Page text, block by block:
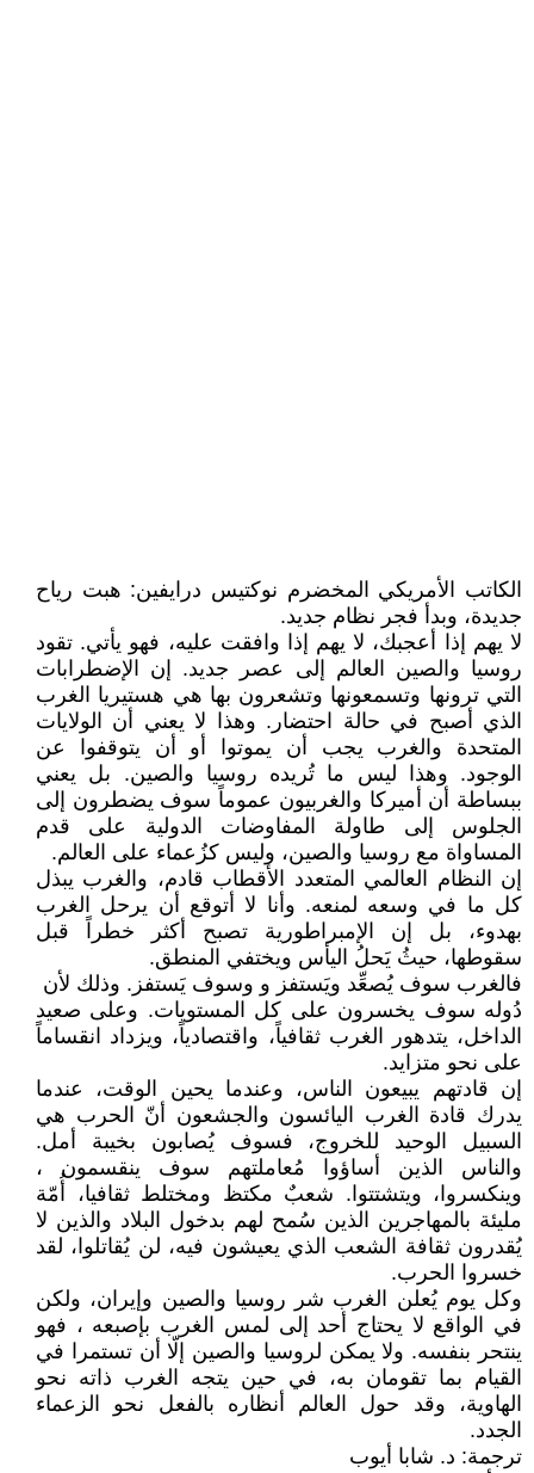
الكاتب الأمريكي المخضرم نوكتيس درايفين: هبت رياح
جديدة، وبدأ فجر نظام جديد.
لا يهم إذا أعجبك، لا يهم إذا وافقت عليه، فهو يأتي. تقود
روسيا والصين العالم إلى عصر جديد. إن الإضطرابات
التي ترونها وتسمعونها وتشعرون بها هي هستيريا الغرب
الذي أصبح في حالة احتضار. وهذا لا يعني أن الولايات
المتحدة والغرب يجب أن يموتوا أو أن يتوقفوا عن
الوجود. وهذا ليس ما تُريده روسيا والصين. بل يعني
ببساطة أن أميركا والغربيون عموماً سوف يضطرون إلى
الجلوس إلى طاولة المفاوضات الدولية على قدم
المساواة مع روسيا والصين، وليس كزُعماء على العالم.
إن النظام العالمي المتعدد الأقطاب قادم، والغرب يبذل
كل ما في وسعه لمنعه. وأنا لا أتوقع أن يرحل الغرب
بهدوء، بل إن الإمبراطورية تصبح أكثر خطراً قبل
سقوطها، حيثُ يَحلُ اليأس ويختفي المنطق.
فالغرب سوف يُصعِّد ويَستفز و وسوف يَستفز. وذلك لأن
دُوله سوف يخسرون على كل المستويات. وعلى صعيد
الداخل، يتدهور الغرب ثقافياً، واقتصادياً، ويزداد انقساماً
على نحو متزايد.
إن قادتهم يبيعون الناس، وعندما يحين الوقت، عندما
يدرك قادة الغرب اليائسون والجشعون أنّ الحرب هي
السبيل الوحيد للخروج، فسوف يُصابون بخيبة أمل.
والناس الذين أساؤوا مُعاملتهم سوف ينقسمون ،
وينكسروا، ويتشتتوا. شعبٌ مكتظ ومختلط ثقافيا، أُمّة
مليئة بالمهاجرين الذين سُمح لهم بدخول البلاد والذين لا
يُقدرون ثقافة الشعب الذي يعيشون فيه، لن يُقاتلوا، لقد
خسروا الحرب.
وكل يوم يُعلن الغرب شر روسيا والصين وإيران، ولكن
في الواقع لا يحتاج أحد إلى لمس الغرب بإصبعه ، فهو
ينتحر بنفسه. ولا يمكن لروسيا والصين إلّا أن تستمرا في
القيام بما تقومان به، في حين يتجه الغرب ذاته نحو
الهاوية، وقد حول العالم أنظاره بالفعل نحو الزعماء
الجدد.
ترجمة: د. شابا أيوب